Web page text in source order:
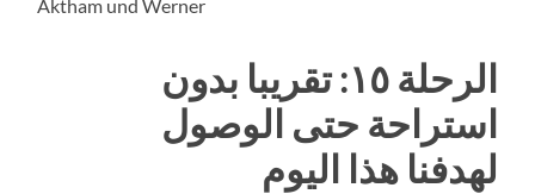
Aktham und Werner
الرحلة ١٥: تقريبا بدون
استراحة حتى الوصول
لهدفنا هذا اليوم